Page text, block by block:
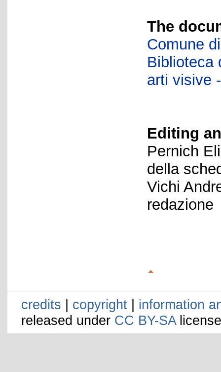
The
Comune
Biblioteca
arti visive
Editing
Pernich
della
Vichi
redazione
credits | copyright | information
released under CC BY-SA